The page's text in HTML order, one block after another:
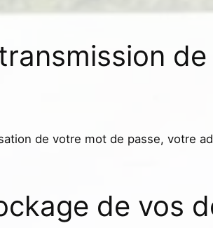
de votre mot de passe, votre
de vos